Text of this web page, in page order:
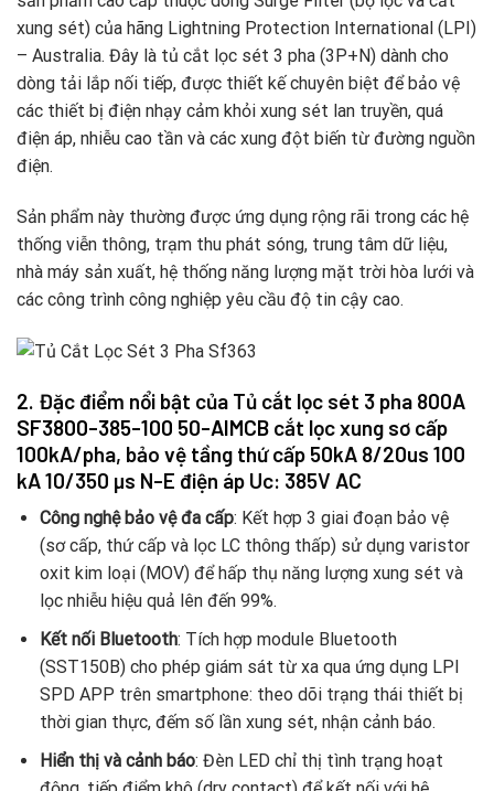
xung sét) của hãng Lightning Protection International (LPI)
– Australia. Đây là tủ cắt lọc sét 3 pha (3P+N) dành cho
dòng tải lắp nối tiếp, được thiết kế chuyên biệt để bảo vệ
các thiết bị điện nhạy cảm khỏi xung sét lan truyền, quá
điện áp, nhiễu cao tần và các xung đột biến từ đường nguồn
điện.
Sản phẩm này thường được ứng dụng rộng rãi trong các hệ
thống viễn thông, trạm thu phát sóng, trung tâm dữ liệu,
nhà máy sản xuất, hệ thống năng lượng mặt trời hòa lưới và
các công trình công nghiệp yêu cầu độ tin cậy cao.
2. Đặc điểm nổi bật của Tủ cắt lọc sét 3 pha 800A
SF3800-385-100 50-AIMCB cắt lọc xung sơ cấp
100kA/pha, bảo vệ tầng thứ cấp 50kA 8/20us 100
kA 10/350 µs N-E điện áp Uc: 385V AC
Công nghệ bảo vệ đa cấp: Kết hợp 3 giai đoạn bảo vệ
(sơ cấp, thứ cấp và lọc LC thông thấp) sử dụng varistor
oxit kim loại (MOV) để hấp thụ năng lượng xung sét và
lọc nhiễu hiệu quả lên đến 99%.
Kết nối Bluetooth: Tích hợp module Bluetooth
(SST150B) cho phép giám sát từ xa qua ứng dụng LPI
SPD APP trên smartphone: theo dõi trạng thái thiết bị
thời gian thực, đếm số lần xung sét, nhận cảnh báo.
Hiển thị và cảnh báo: Đèn LED chỉ thị tình trạng hoạt